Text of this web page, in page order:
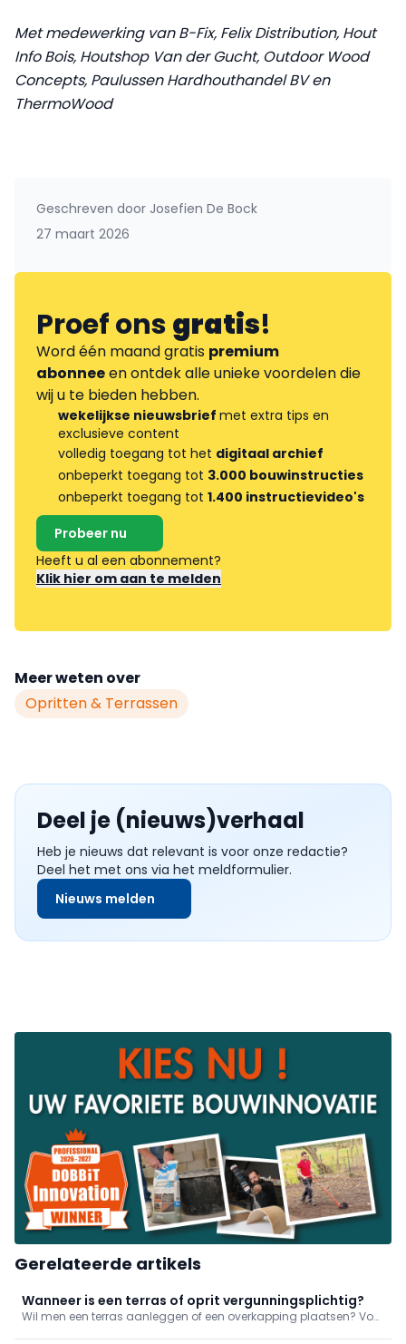
Met medewerking van B-Fix, Felix Distribution, Hout
Info Bois, Houtshop Van der Gucht, Outdoor Wood
Concepts, Paulussen Hardhouthandel BV en
ThermoWood
Geschreven door Josefien De Bock
27 maart 2026
Proef onsgratis!
Word één maand gratis premium
abonneeen ontdek alle unieke voordelen die
wij u te bieden hebben.
wekelijkse nieuwsbrief met extra tips en
exclusieve content
volledig toegang tot het digitaal archief
onbeperkt toegang tot 3.000 bouwinstructies
onbeperkt toegang tot 1.400 instructievideo's
Probeer nu
Heeft u al een abonnement?
Klik hier om aan te melden
Meer weten over
Opritten & Terrassen
Deel je (nieuws)verhaal
Heb je nieuws dat relevant is voor onze redactie?
Deel het met ons via het meldformulier.
Nieuws melden
Gerelateerde artikels
Wanneer is een terras of oprit vergunningsplichtig?
Wil men een terras aanleggen of een overkapping plaatsen? Voor